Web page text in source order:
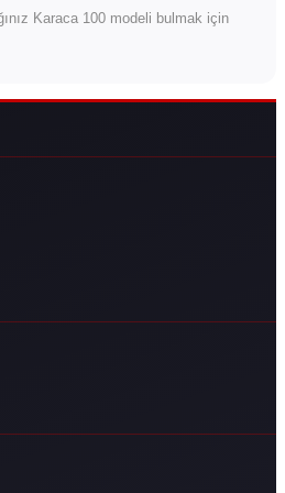
Karaca 100 modeli bulmak için